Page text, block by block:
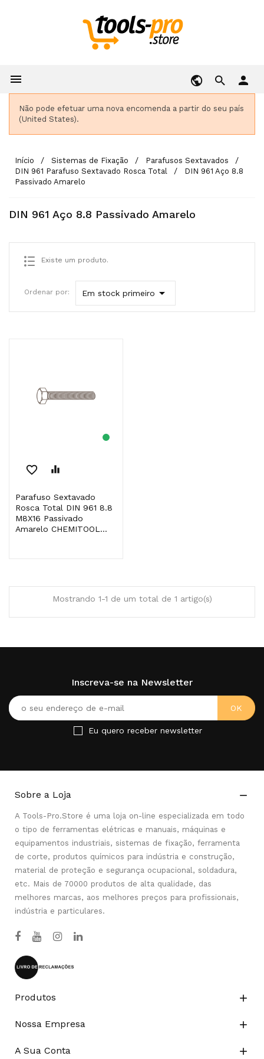
 person
Não pode efetuar uma nova encomenda a partir do seu país
(United States).
Início Sistemas de Fixação
Parafusos Sextavados
DIN 961 Parafuso Sextavado Rosca Total
DIN 961 Aço 8.8
Passivado Amarelo
DIN 961 Aço 8.8 Passivado Amarelo
Existe um produto.
Ordenar por: Em stock primeiro 
favorite_border equalizer
Parafuso Sextavado
Rosca Total DIN 961 8.8
M8X16 Passivado
Amarelo CHEMITOOL...
Mostrando 1-1 de um total de 1 artigo(s)
Inscreva-se na Newsletter
Eu quero receber newsletter
Sobre a Loja 
A Tools-Pro.Store é uma loja on-line especializada em todo
o tipo de ferramentas elétricas e manuais, máquinas e
equipamentos industriais, sistemas de fixação, ferramenta
de corte, produtos químicos para indústria e construção,
material de proteção e segurança ocupacional, soldadura,
etc. Mais de 70000 produtos de alta qualidade, das
melhores marcas, aos melhores preços para profissionais,
indústria e particulares.
Produtos 
Nossa Empresa 
A Sua Conta 